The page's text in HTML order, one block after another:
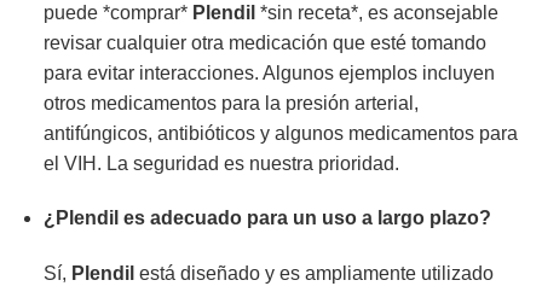
puede *comprar* Plendil *sin receta*, es aconsejable
revisar cualquier otra medicación que esté tomando
para evitar interacciones. Algunos ejemplos incluyen
otros medicamentos para la presión arterial,
antifúngicos, antibióticos y algunos medicamentos para
el VIH. La seguridad es nuestra prioridad.
¿ Plendil es adecuado para un uso a largo plazo?
Sí, Plendil está diseñado y es ampliamente utilizado